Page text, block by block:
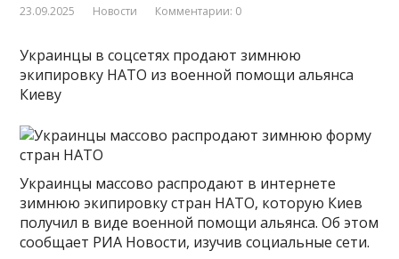
23.09.2025 Новости Комментарии: 0
Украинцы в соцсетях продают зимнюю
экипировку НАТО из военной помощи альянса
Киеву
Украинцы массово распродают в интернете
зимнюю экипировку стран НАТО, которую Киев
получил в виде военной помощи альянса. Об этом
сообщает РИА Новости, изучив социальные сети.